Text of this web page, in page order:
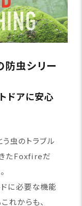
虫シリー
ドアに安心
虫のトラブル
きたFoxfireだ
に必要な機能
れからも、